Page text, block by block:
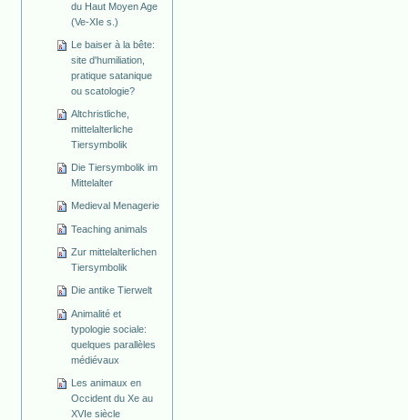
du Haut Moyen Age
(Ve-XIe s.)
Le baiser à la bête:
site d'humiliation,
pratique satanique
ou scatologie?
Altchristliche,
mittelalterliche
Tiersymbolik
Die Tiersymbolik im
Mittelalter
Medieval Menagerie
Teaching animals
Zur mittelalterlichen
Tiersymbolik
Die antike Tierwelt
Animalité et
typologie sociale:
quelques parallèles
médiévaux
Les animaux en
Occident du Xe au
XVIe siècle